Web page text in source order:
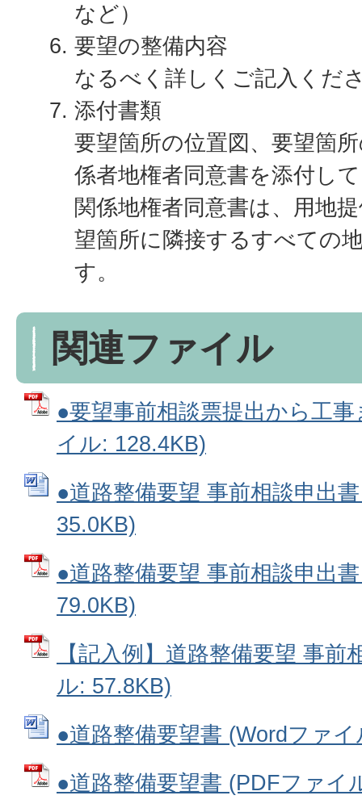
など）
要望の整備内容
なるべく詳しくご記入くだ
添付書類
要望箇所の位置図、要望箇
係者地権者同意書を添付し
関係地権者同意書は、用地
望箇所に隣接するすべての
す。
関連ファイル
●要望事前相談票提出から工
イル: 128.4KB)
●道路整備要望 事前相談申出
35.0KB)
●道路整備要望 事前相談申出
79.0KB)
【記入例】道路整備要望 事
ル: 57.8KB)
●道路整備要望書 (Wordファ
●道路整備要望書 (PDFファイ